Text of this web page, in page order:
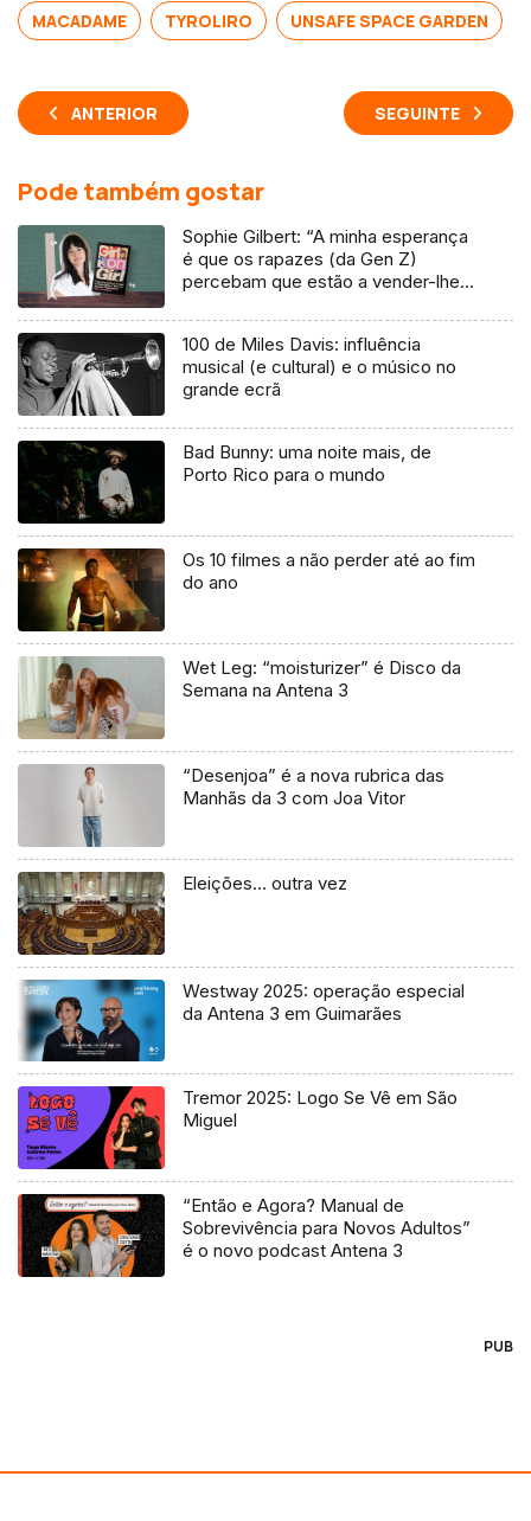
MACADAME TYROLIRO UNSAFE SPACE GARDEN
ANTERIOR SEGUINTE
Pode também gostar
Sophie Gilbert: “A minha esperança
é que os rapazes (da Gen Z)
percebam que estão a vender-lhes
100 de Miles Davis: influência
musical (e cultural) e o músico no
grande ecrã
Bad Bunny: uma noite mais, de
Porto Rico para o mundo
Os 10 filmes a não perder até ao fim
do ano
Wet Leg: “moisturizer” é Disco da
Semana na Antena 3
“Desenjoa” é a nova rubrica das
Manhãs da 3 com Joa Vitor
Eleições… outra vez
Westway 2025: operação especial
da Antena 3 em Guimarães
Tremor 2025: Logo Se Vê em São
Miguel
“Então e Agora? Manual de
Sobrevivência para Novos Adultos”
é o novo podcast Antena 3
PUB